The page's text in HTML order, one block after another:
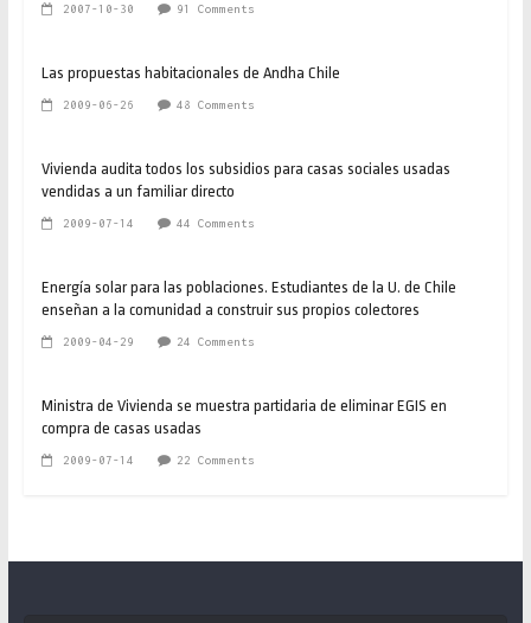
2007-10-30 91 Comments
Las propuestas habitacionales de Andha Chile
2009-06-26 48 Comments
Vivienda audita todos los subsidios para casas sociales usadas
vendidas a un familiar directo
2009-07-14 44 Comments
Energía solar para las poblaciones. Estudiantes de la U. de Chile
enseñan a la comunidad a construir sus propios colectores
2009-04-29 24 Comments
Ministra de Vivienda se muestra partidaria de eliminar EGIS en
compra de casas usadas
2009-07-14 22 Comments